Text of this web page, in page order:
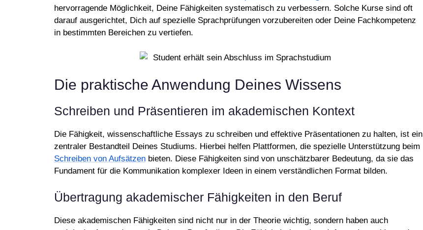
hervorragende Möglichkeit, Deine Fähigkeiten systematisch zu verbessern. Solche Kurse sind oft
darauf ausgerichtet, Dich auf spezielle Sprachprüfungen vorzubereiten oder Deine Fachkompetenz
in bestimmten Bereichen zu vertiefen.
Die praktische Anwendung Deines Wissens
Schreiben und Präsentieren im akademischen Kontext
Die Fähigkeit, wissenschaftliche Essays zu schreiben und effektive Präsentationen zu halten, ist ein
zentraler Bestandteil Deines Studiums. Hierbei helfen Plattformen, die spezielle Unterstützung beim
Schreiben von Aufsätzenbieten. Diese Fähigkeiten sind von unschätzbarer Bedeutung, da sie das
Fundament für die Kommunikation komplexer Ideen in einem verständlichen Format bilden.
Übertragung akademischer Fähigkeiten in den Beruf
Diese akademischen Fähigkeiten sind nicht nur in der Theorie wichtig, sondern haben auch